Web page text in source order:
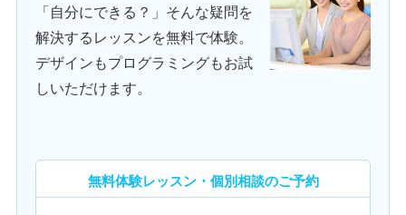
「自分にできる？」そんな疑問を
解決するレッスンを無料で体験。
デザインもプログラミングもお試
しいただけます。
無料体験レッスン・個別相談のご予約